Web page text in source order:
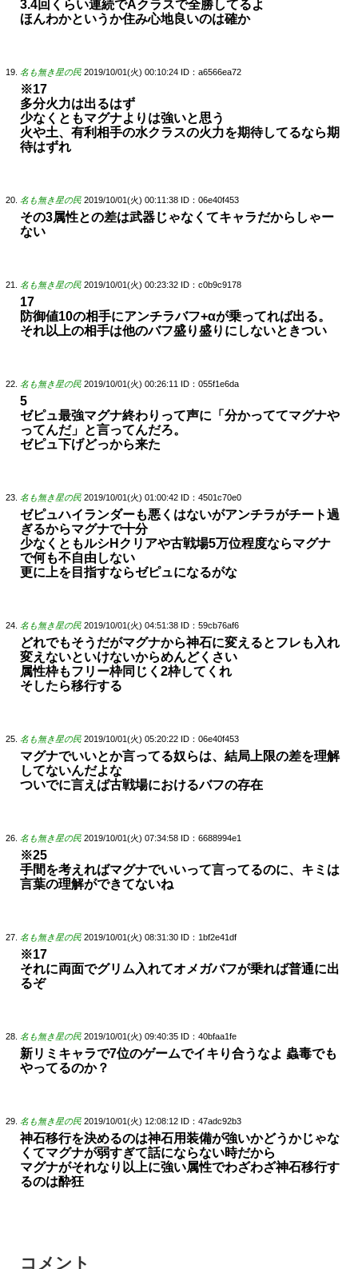
3.4回くらい連続でAクラスで全勝してるよ
ほんわかというか住み心地良いのは確か
名も無き星の民 2019/10/01(火) 00:10:24 ID：a6566ea72
※17
多分火力は出るはず
少なくともマグナよりは強いと思う
火や土、有利相手の水クラスの火力を期待してるなら期
待はずれ
名も無き星の民 2019/10/01(火) 00:11:38 ID：06e40f453
その3属性との差は武器じゃなくてキャラだからしゃー
ない
名も無き星の民 2019/10/01(火) 00:23:32 ID：c0b9c9178
17
防御値10の相手にアンチラバフ+αが乗ってれば出る。
それ以上の相手は他のバフ盛り盛りにしないときつい
名も無き星の民 2019/10/01(火) 00:26:11 ID：055f1e6da
5
ゼピュ最強マグナ終わりって声に「分かっててマグナや
ってんだ」と言ってんだろ。
ゼピュ下げどっから来た
名も無き星の民 2019/10/01(火) 01:00:42 ID：4501c70e0
ゼピュハイランダーも悪くはないがアンチラがチート過
ぎるからマグナで十分
少なくともルシHクリアや古戦場5万位程度ならマグナ
で何も不自由しない
更に上を目指すならゼピュになるがな
名も無き星の民 2019/10/01(火) 04:51:38 ID：59cb76af6
どれでもそうだがマグナから神石に変えるとフレも入れ
変えないといけないからめんどくさい
属性枠もフリー枠同じく2枠してくれ
そしたら移行する
名も無き星の民 2019/10/01(火) 05:20:22 ID：06e40f453
マグナでいいとか言ってる奴らは、結局上限の差を理解
してないんだよな
ついでに言えば古戦場におけるバフの存在
名も無き星の民 2019/10/01(火) 07:34:58 ID：6688994e1
※25
手間を考えればマグナでいいって言ってるのに、キミは
言葉の理解ができてないね
名も無き星の民 2019/10/01(火) 08:31:30 ID：1bf2e41df
※17
それに両面でグリム入れてオメガバフが乗れば普通に出
るぞ
名も無き星の民 2019/10/01(火) 09:40:35 ID：40bfaa1fe
新リミキャラで7位のゲームでイキり合うなよ 蟲毒でも
やってるのか？
名も無き星の民 2019/10/01(火) 12:08:12 ID：47adc92b3
神石移行を決めるのは神石用装備が強いかどうかじゃな
くてマグナが弱すぎて話にならない時だから
マグナがそれなり以上に強い属性でわざわざ神石移行す
るのは酔狂
コメント